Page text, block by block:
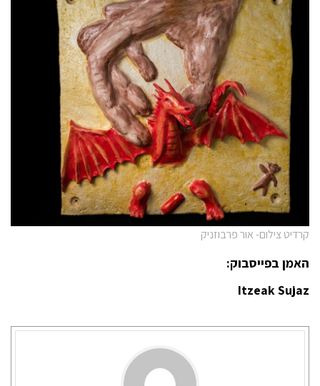
קרדיט צילום- אור פרבוזניק
האמן בפייסבוק:
Itzeak Sujaz